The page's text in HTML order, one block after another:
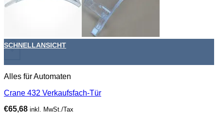
+
SCHNELLANSICHT
Alles für Automaten
Crane 432 Verkaufsfach-Tür
€65,68 inkl. MwSt./Tax